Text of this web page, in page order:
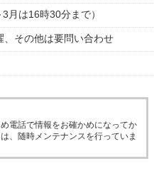
月は16時30分まで）
その他は要問い合わせ
電話で情報をお確かめになってか
、随時メンテナンスを行っていま